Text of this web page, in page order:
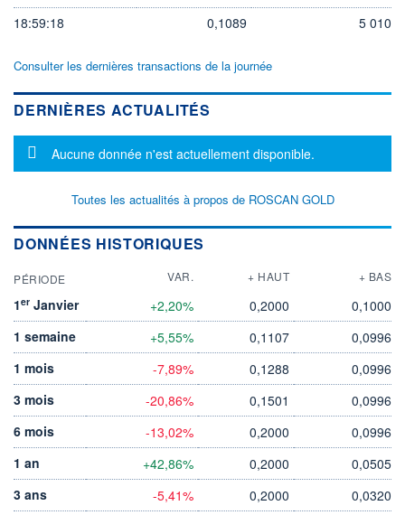
18:59:18
0,1089 5 010
Consulter les dernières transactions de la journée
DERNIÈRES ACTUALITÉS
Message d'information
Aucune donnée n'est actuellement disponible.
Toutes les actualités à propos de ROSCAN GOLD
DONNÉES HISTORIQUES
PÉRIODE VAR. + HAUT + BAS
1er Janvier +2,20% 0,2000
0,1000
1 semaine
+5,55% 0,1107
0,0996
1 mois
-7,89% 0,1288
0,0996
3 mois
-20,86% 0,1501
0,0996
6 mois
-13,02% 0,2000
0,0996
1 an
+42,86% 0,2000
0,0505
3 ans
-5,41% 0,2000
0,0320